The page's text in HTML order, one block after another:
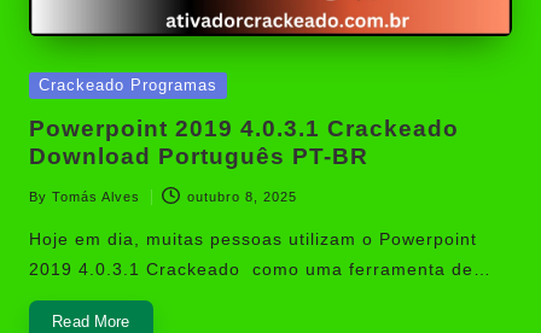
Posted
Crackeado Programas
Powerpoint 2019 4.0.3.1 Crackeado
Download Português PT-BR
Posted
by
By Tomás Alves outubro 8, 2025
Hoje em dia, muitas pessoas utilizam o Powerpoint
2019 4.0.3.1 Crackeado como uma ferramenta de…
Read More